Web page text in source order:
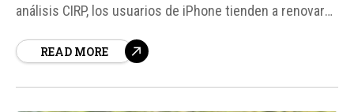
análisis CIRP, los usuarios de iPhone tienden a renovar
de esta decisión son variados, pero la batería y la
READ MORE